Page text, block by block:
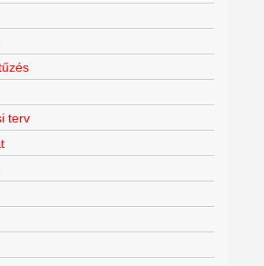
terv